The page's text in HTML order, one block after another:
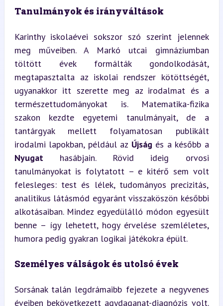
Tanulmányok és irányváltások
Karinthy iskolaévei sokszor szó szerint jelennek
meg műveiben. A Markó utcai gimnáziumban
töltött évek formálták gondolkodását,
megtapasztalta az iskolai rendszer kötöttségét,
ugyanakkor itt szerette meg az irodalmat és a
természettudományokat is. Matematika-fizika
szakon kezdte egyetemi tanulmányait, de a
tantárgyak mellett folyamatosan publikált
irodalmi lapokban, például az Újság
és a később a
Nyugat hasábjain. Rövid ideig orvosi
tanulmányokat is folytatott – e kitérő sem volt
felesleges: test és lélek, tudományos precizitás,
analitikus látásmód egyaránt visszaköszön későbbi
alkotásaiban. Mindez egyedülálló módon egyesült
benne – így lehetett, hogy érvelése szemléletes,
humora pedig gyakran logikai játékokra épült.
Személyes válságok és utolsó évek
Sorsának talán legdrámaibb fejezete a negyvenes
éveiben bekövetkezett agydaganat-diagnózis volt.